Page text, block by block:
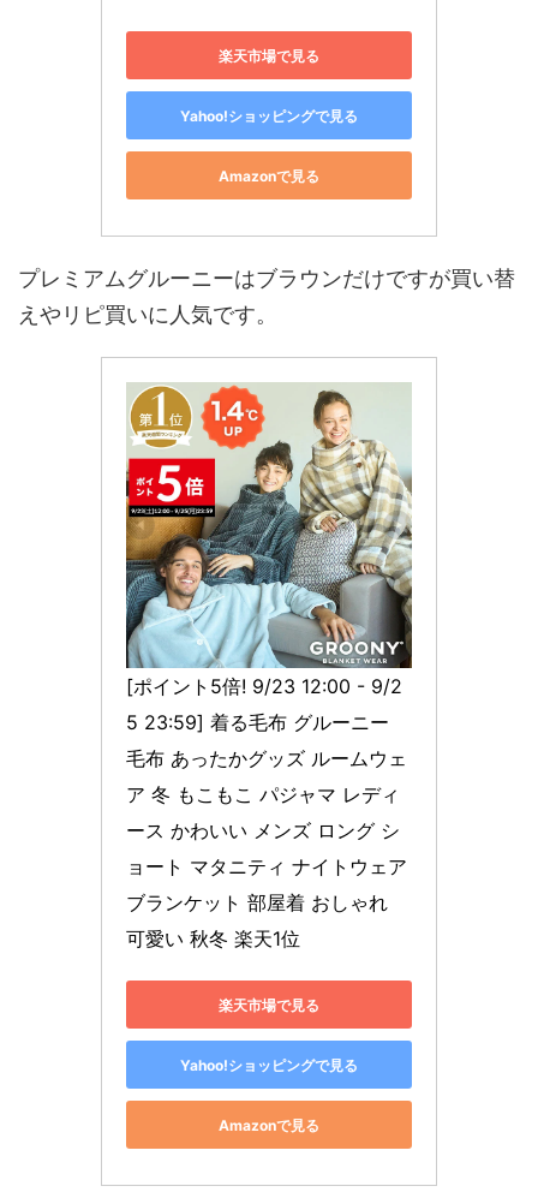
楽天市場で見る
Yahoo!ショッピングで見る
Amazonで見る
プレミアムグルーニーはブラウンだけですが買い替
えやリピ買いに人気です。
[ポイント5倍! 9/23 12:00 - 9/2
5 23:59] 着る毛布 グルーニー
毛布 あったかグッズ ルームウェ
ア 冬 もこもこ パジャマ レディ
ース かわいい メンズ ロング シ
ョート マタニティ ナイトウェア
ブランケット 部屋着 おしゃれ
可愛い 秋冬 楽天1位
楽天市場で見る
Yahoo!ショッピングで見る
Amazonで見る